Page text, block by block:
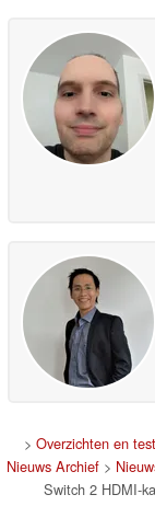
> Overzichten en
Nieuws Archief>
Switch 2 HDMI-